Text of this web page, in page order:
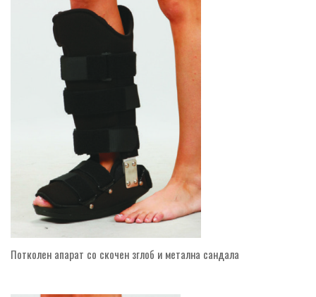
Потколен апарат со скочен зглоб и метална сандала